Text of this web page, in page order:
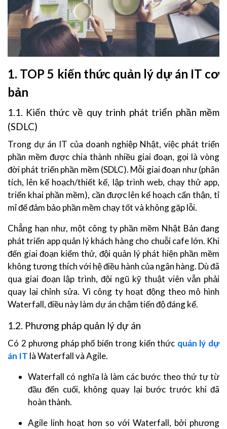
1. TOP 5 kiến thức quản lý dự án IT cơ
bản
1.1. Kiến thức về quy trình phát triển phần mềm
(SDLC)
Trong dự án IT của doanh nghiệp Nhật, việc phát triển
phần mềm được chia thành nhiều giai đoạn, gọi là vòng
đời phát triển phần mềm (SDLC). Mỗi giai đoạn như (phân
tích, lên kế hoạch/thiết kế, lập trình web, chạy thử app,
triển khai phần mềm), cần được lên kế hoạch cẩn thận, tỉ
mỉ để đảm bảo phần mềm chạy tốt và không gặp lỗi.
Chẳng hạn như, một công ty phần mềm Nhật Bản đang
phát triển app quản lý khách hàng cho chuỗi cafe lớn. Khi
đến giai đoạn kiểm thử, đội quản lý phát hiện phần mềm
không tương thích với hệ điều hành của ngân hàng. Dù đã
qua giai đoạn lập trình, đội ngũ kỹ thuật viên vẫn phải
quay lại chỉnh sửa. Vì công ty hoạt động theo mô hình
Waterfall, điều này làm dự án chậm tiến độ đáng kể.
1.2. Phương pháp quản lý dự án
Có 2 phương pháp phổ biến trong kiến thức quản lý dự
án IT là Waterfall và Agile.
Waterfall có nghĩa là làm các bước theo thứ tự từ
đầu đến cuối, không quay lại bước trước khi đã
hoàn thành.
Agile linh hoạt hơn so với Waterfall, bởi phương